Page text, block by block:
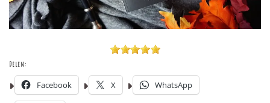
Delen:
Facebook X WhatsApp